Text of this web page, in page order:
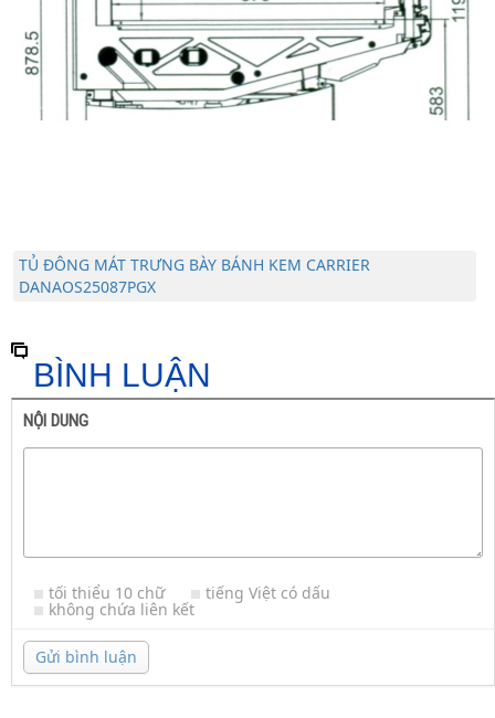
TỦ ĐÔNG MÁT TRƯNG BÀY BÁNH KEM CARRIER
DANAOS25087PGX
BÌNH LUẬN
NỘI DUNG
tối thiểu 10 chữ tiếng Việt có dấu
không chứa liên kết
Gửi bình luận